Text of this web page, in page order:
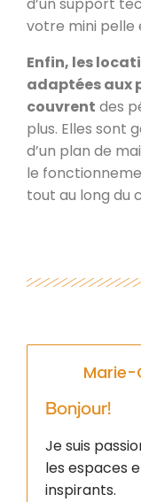
votre mini pelle
Enfin, les
adaptées aux
couvrent des
plus. Elles sont
d’un plan de
le
tout au long du
Marie-
Bonjour!
Je suis
les espaces
inspirants.